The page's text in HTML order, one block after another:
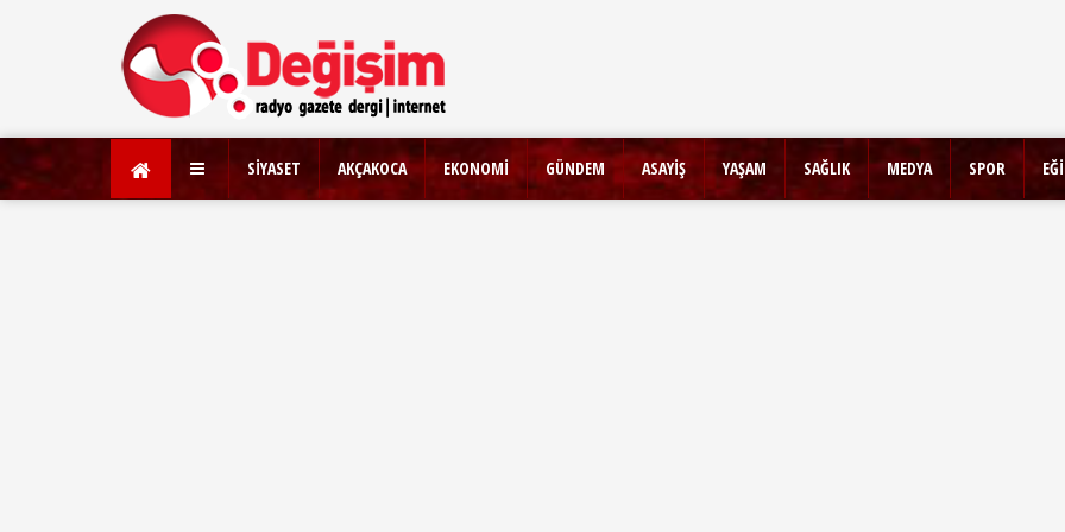
SİYASET AKÇAKOCA EKONOMİ GÜNDEM ASAYİŞ YAŞAM SAĞLIK MEDYA SPOR